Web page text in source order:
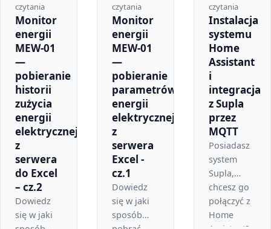
czytania
Monitor
energii
MEW-01
—
pobieranie
historii
zużycia
energii
elektrycznej
z
serwera
do Excel
– cz.2
Dowiedz
się w jaki
czytania
Monitor
energii
MEW-01
—
pobieranie
parametrów
energii
elektrycznej
z
serwera
Excel -
cz.1
Dowiedz
się w jaki
sposób
czytania
Instalacja
systemu
Home
Assistant
i
integracja
z Supla
przez
MQTT
Posiadasz
system
Supla,
chcesz go
połączyć z
Home